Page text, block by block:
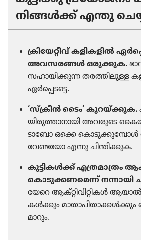
നിങ്ങൾക്ക്‌ എന്തു
ക്രി​യേ​റ്റീവ്‌ കളിക​ളിൽ
അവസരങ്ങൾ ഒരുക്കുക.
സഹായി​ക്കുന്ന തരത്തി​ലുള്ള
ഏർപ്പെ​ടട്ടെ.
‘സ്‌ക്രീൻ ടൈം’ കുറയ്‌ക്കുക.
യി​രു​ത്താ​നാ​യി അവരുടെ
ടാബോ ഒക്കെ
വേണ്ടയോ എന്നു ചിന്തി​ക്കുക.
കുട്ടി​കൾക്ക്‌ എത്രമാ​ത്രം
കൊടു​ക്ക​ണ​മെന്ന്‌ നന്നായി
യേറെ ആക്‌റ്റി​വി​റ്റി​കൾ
കൾക്കും മാതാ​പി​താ​ക്കൾക്കും
മാറും.